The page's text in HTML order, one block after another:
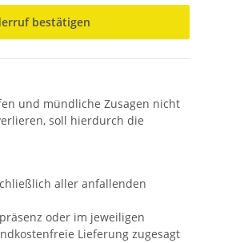
bestätigen
und mündliche Zusagen nicht
soll hierdurch die
aller anfallenden
oder im jeweiligen
Lieferung zugesagt